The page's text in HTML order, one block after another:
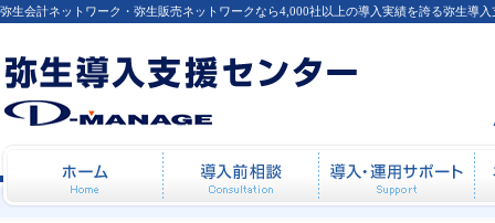
弥生会計ネットワーク・弥生販売ネットワークなら4,000社以上の導入実績を誇る弥生導
ホーム 導入前相談 導